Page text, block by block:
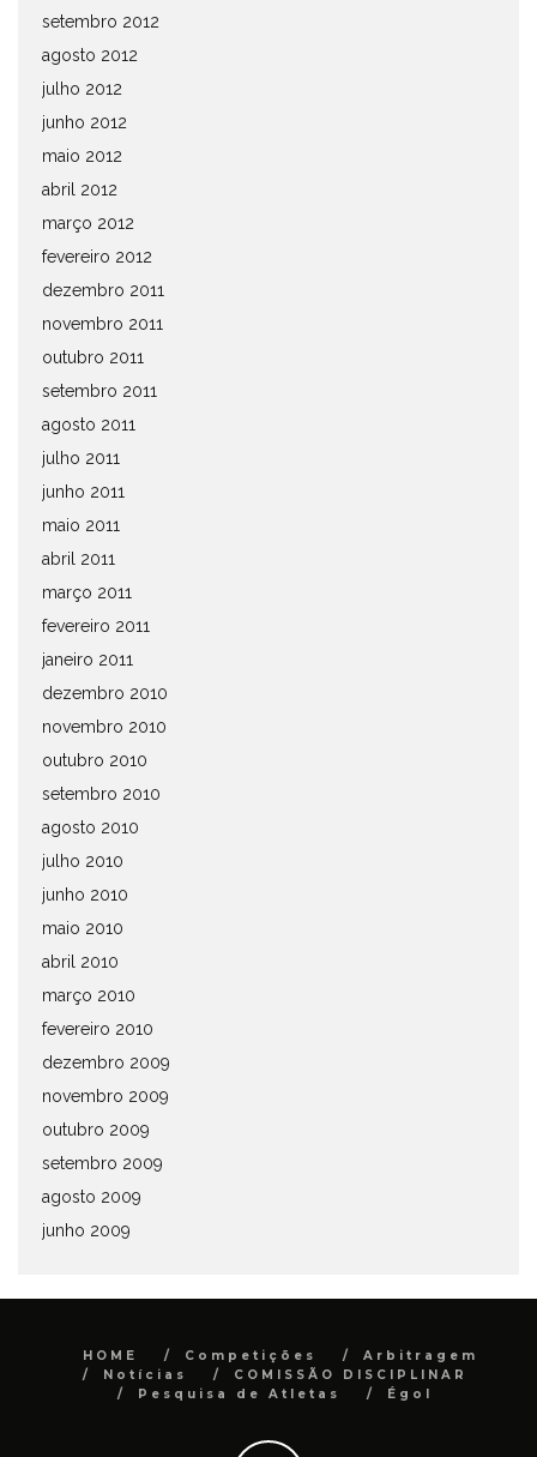
setembro 2012
agosto 2012
julho 2012
junho 2012
maio 2012
abril 2012
março 2012
fevereiro 2012
dezembro 2011
novembro 2011
outubro 2011
setembro 2011
agosto 2011
julho 2011
junho 2011
maio 2011
abril 2011
março 2011
fevereiro 2011
janeiro 2011
dezembro 2010
novembro 2010
outubro 2010
setembro 2010
agosto 2010
julho 2010
junho 2010
maio 2010
abril 2010
março 2010
fevereiro 2010
dezembro 2009
novembro 2009
outubro 2009
setembro 2009
agosto 2009
junho 2009
HOME Competições
Arbitragem
Notícias
COMISSÃO DISCIPLINAR
Pesquisa de Atletas
Égol